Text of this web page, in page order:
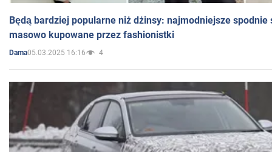
Będą bardziej popularne niż dżinsy: najmodniejsze spodnie
masowo kupowane przez fashionistki
Dama05.03.2025 16:16 4